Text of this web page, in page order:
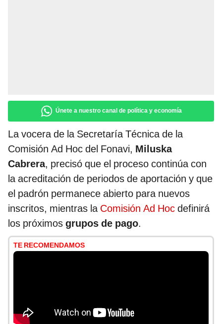
Únete a nuestro canal de política y economía
La vocera de la Secretaría Técnica de la
Comisión Ad Hoc del Fonavi, Miluska
Cabrera, precisó que el proceso continúa con
la acreditación de periodos de aportación y que
el padrón permanece abierto para nuevos
inscritos, mientras la Comisión Ad Hoc definirá
los próximos grupos de pago.
TE RECOMENDAMOS